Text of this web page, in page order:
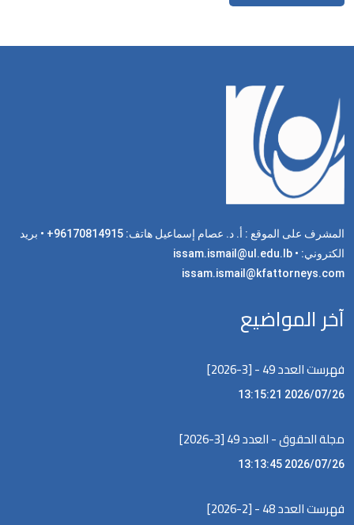
المشرف على الموقع : أ. د. عصام إسماعيل هاتف: 96170814915+ • بريد
الكتروني: issam.ismail@ul.edu.lb •
issam.ismail@kfattorneys.com
آخر المواضيع
فهرست العدد 49 - [3-2026]
2026/07/26 13:15:21
مجلة الحقوق - العدد 49 [3-2026]
2026/07/26 13:13:45
فهرست العدد 48 - [2-2026]